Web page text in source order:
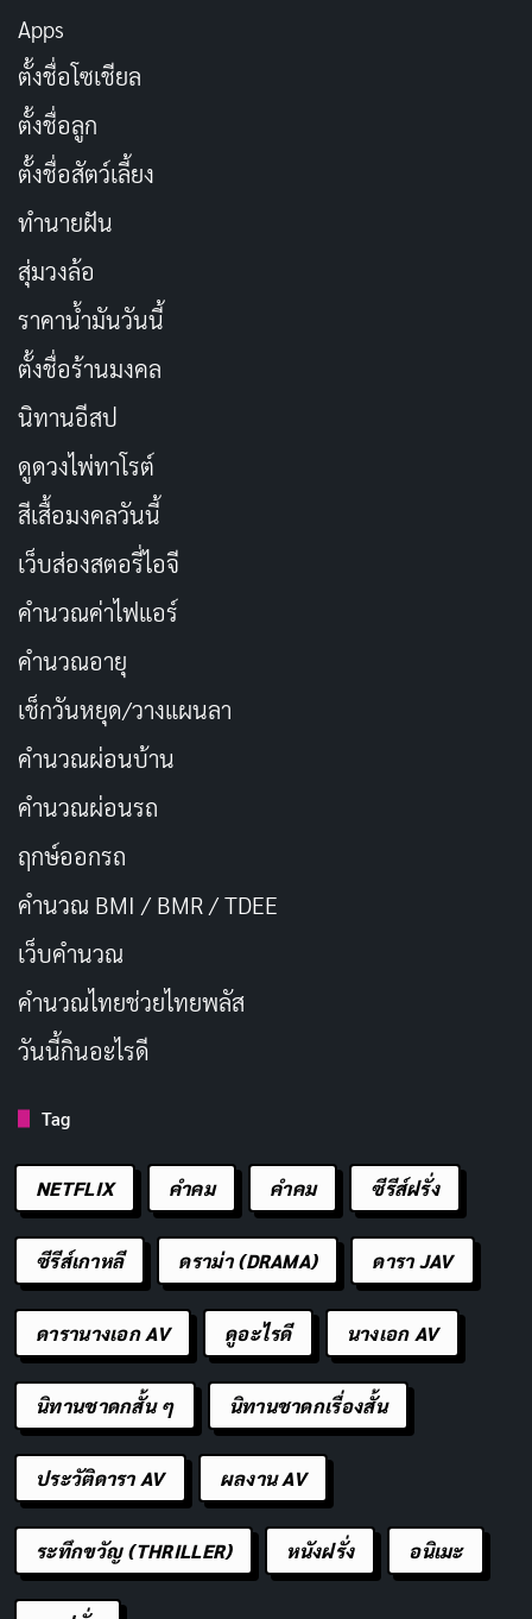
อนิเมะเรื่องนี้ถาโถมเข้าใส่ประสาทสัมผัสตลอดเวลาจนรู้สึก
เข้ามาอีกเพื่อให้เนื้อหาเดินไปข้างหน้า จังหวะการรับชมจึง
ไร้สมดุลระหว่างการต่อสู้กับการบรรยาย การเล่นมุขของดัน
เต้ที่ควรจะปล่อยความกดดันออกกลับกลายเป็นการตบตีที่
นินทา แต่น่าเสียดายที่ไม่มีอะไรน่าสนใจหรือขบขันให้ฟัง
เลยแม้แต่น้อย ประสบการณ์การดู
กลายเป็นการถูกทุบตีจนเหนื่อยแล้วยังถูกยัดเยียดข้อมูลเนื้อ
เรื่องเข้าไปอีก
ท่ามกลางความจืดชืดทั้งหมด มีอยู่ฉากเดียวที่สร้างรอยยิ้ม
ให้กับคนดูได้จริง ๆ นั่นคือตอนที่ดันเต้และแมรี่เล่าให้ฟังถึง
การพบกันครั้งแรกหลังจากที่เขาตื่นขึ้นมาจากแคปซูลน้ำ
แข็ง การเล่าของดันเต้ถูกแสดงผลผ่านภาพการ์ตูนสีสันสดใส
น่ารักสไตล์เด็ก ๆ ในขณะที่มุมมองของแมรี่เป็นภาพขาวดำ
ที่จริงจังกว่า นี่เป็นครั้งเดียวที่อนิเมะประสบความสำเร็จใน
การถ่ายทอดมุมมองเฉพาะตัวของตัวละคร และยังสดใส
กว่าสิ่งอื่นใดที่ปรากฏในทั้งซีซั่นอีกด้วย
Devil May Cry ซีซั่น 2 ไม่ได้สร้างความประทับใจที่ดีไปกว่า
ซีซั่นแรกแม้แต่น้อย อนิเมะยังคงเต็มไปด้วยบทสนทนา
อธิบายเนื้อเรื่องที่น่าเบื่อ ตัวละครที่พยายามมีมิติแต่ล้ม
เหลว และโทนจริงจังที่กดดันคนดูจนเหนื่อย ถ้าเคยรู้สึกผิด
หวังจากซีซั่น 1 ซีซั่นนี้ไม่มีอะไรที่จะเปลี่ยนใจได้ สำหรับผู้ที่
สนใจ อนิเมะจากวิดีโอเกม
สามารถแสดงความเห็นกันได้ที่ช่องคอมเมนต์ด้านล่าง
ชื่อเรื่อง: Devil May Cry ซีซั่น 2
ประเภท:แอคชั่น, แฟนตาซี, ต่อสู้
นักแสดงนำ:จอห์นนี ยอง บอช (Johnny Yong
Bosch), สเกาต์ เทย์เลอร์-คอมป์ตัน (Scout Taylor-
Compton), แกรห์ม แมคทาวิช (Graham McTavish),
ร็อบบี้ เดย์มอนด์ (Robbie Daymond), เรย์ เชส (Ray
Chase)
ช่องทางการดูในประเทศไทย:
อนิเมะจากเกมดังที่จริงจังจนน่าเบื่อ
Apps
ตั้งชื่อโซเชียล
ตั้งชื่อลูก
ตั้งชื่อสัตว์เลี้ยง
ทำนายฝัน
สุ่มวงล้อ
ราคาน้ำมันวันนี้
ตั้งชื่อร้านมงคล
นิทานอีสป
ดูดวงไพ่ทาโรต์
สีเสื้อมงคลวันนี้
เว็บส่องสตอรี่ไอจี
คำนวณค่าไฟแอร์
คำนวณอายุ
เช็กวันหยุด/วางแผนลา
คำนวณผ่อนบ้าน
คำนวณผ่อนรถ
ฤกษ์ออกรถ
คำนวณ BMI / BMR / TDEE
เว็บคํานวณ
คํานวณไทยช่วยไทยพลัส
วันนี้กินอะไรดี
Tag
NETFLIX คำคม คําคม ซีรีส์ฝรั่ง
ซีรีส์เกาหลี ดราม่า (DRAMA) ดารา JAV
ดารานางเอก AV ดูอะไรดี นางเอก AV
นิทานชาดกสั้น ๆ นิทานชาดกเรื่องสั้น
ประวัติดารา AV ผลงาน AV
ระทึกขวัญ (THRILLER) หนังฝรั่ง อนิเมะ